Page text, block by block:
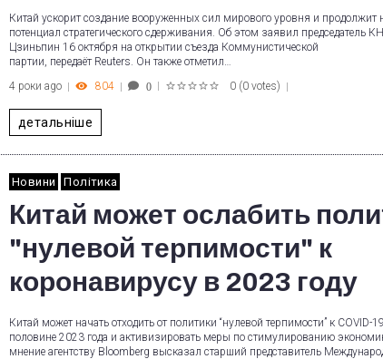
Китай ускорит создание вооруженных сил мирового уровня и продолжит
потенциал стратегического сдерживания. Об этом заявил председатель
Цзиньпин 16 октября на открытии съезда Коммунистической
партии, передаёт Reuters. Он также отметил…
4 роки ago
804 0 0 (0 votes)
детальніше
Новини Політика
Китай может ослабить
"нулевой терпимости" к
коронавирусу в 2023 году
Китай может начать отходить от политики “нулевой терпимости” к COVID-
половине 2023 года и активизировать меры по стимулированию
мнение агентству Bloomberg высказал старший представитель